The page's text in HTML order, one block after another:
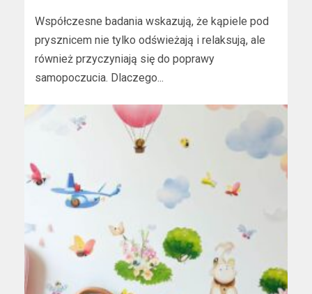
Współczesne badania wskazują, że kąpiele pod
prysznicem nie tylko odświeżają i relaksują, ale
również przyczyniają się do poprawy
samopoczucia. Dlaczego...